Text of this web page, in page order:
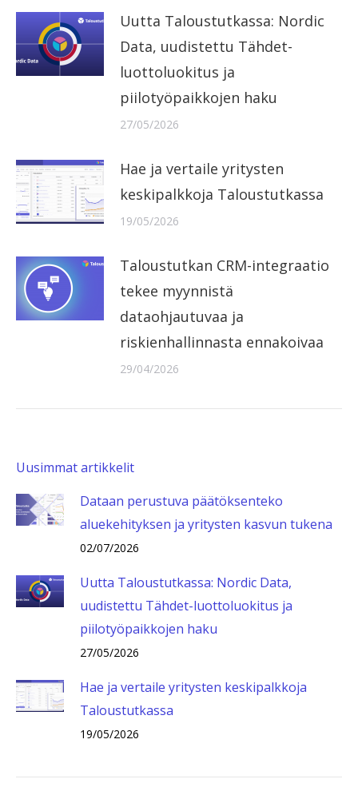
Uutta Taloustutkassa: Nordic
Data, uudistettu Tähdet-
luottoluokitus ja
piilotyöpaikkojen haku
27/05/2026
Hae ja vertaile yritysten
keskipalkkoja Taloustutkassa
19/05/2026
Taloustutkan CRM-integraatio
tekee myynnistä
dataohjautuvaa ja
riskienhallinnasta ennakoivaa
29/04/2026
Uusimmat artikkelit
Dataan perustuva päätöksenteko
aluekehityksen ja yritysten kasvun tukena
02/07/2026
Uutta Taloustutkassa: Nordic Data,
uudistettu Tähdet-luottoluokitus ja
piilotyöpaikkojen haku
27/05/2026
Hae ja vertaile yritysten keskipalkkoja
Taloustutkassa
19/05/2026